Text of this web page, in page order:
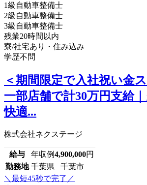
1級自動車整備士
2級自動車整備士
3級自動車整備士
残業20時間以内
寮/社宅あり・住み込み
学歴不問
＜期間限定で入社祝い金
一部店舗で計30万円支給
快適...
株式会社ネクステージ
給与 年収例4,900,000円
勤務地 千葉県 千葉市
＼最短45秒で完了／